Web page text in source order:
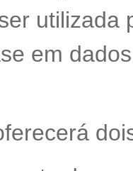
utilizada
em